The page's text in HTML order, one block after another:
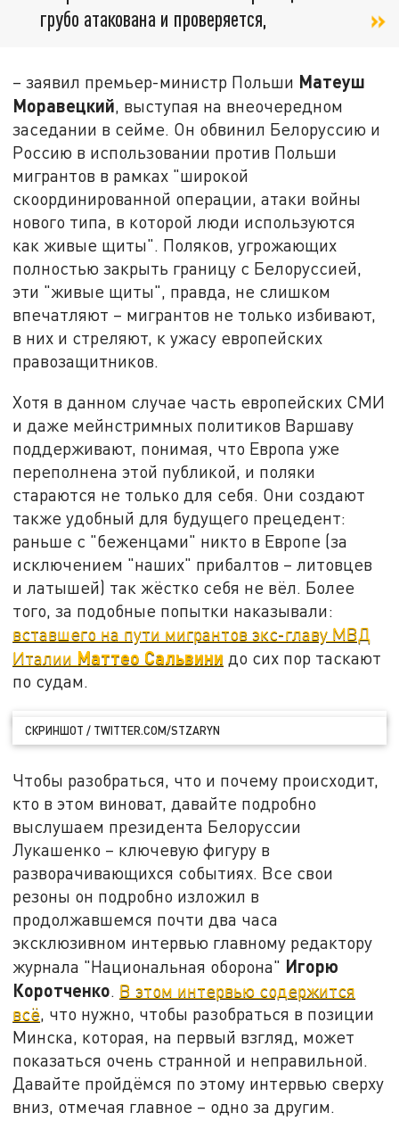
грубо атакована и проверяется,
– заявил премьер-министр Польши Матеуш
Моравецкий, выступая на внеочередном
заседании в сейме. Он обвинил Белоруссию и
Россию в использовании против Польши
мигрантов в рамках "широкой
скоординированной операции, атаки войны
нового типа, в которой люди используются
как живые щиты". Поляков, угрожающих
полностью закрыть границу с Белоруссией,
эти "живые щиты", правда, не слишком
впечатляют – мигрантов не только избивают,
в них и стреляют, к ужасу европейских
правозащитников.
Хотя в данном случае часть европейских СМИ
и даже мейнстримных политиков Варшаву
поддерживают, понимая, что Европа уже
переполнена этой публикой, и поляки
стараются не только для себя. Они создают
также удобный для будущего прецедент:
раньше с "беженцами" никто в Европе (за
исключением "наших" прибалтов – литовцев
и латышей) так жёстко себя не вёл. Более
того, за подобные попытки наказывали:
вставшего на пути мигрантов экс-главу МВД
Италии Маттео Сальвини до сих пор таскают
по судам.
СКРИНШОТ / TWITTER.COM/STZARYN
Чтобы разобраться, что и почему происходит,
кто в этом виноват, давайте подробно
выслушаем президента Белоруссии
Лукашенко – ключевую фигуру в
разворачивающихся событиях. Все свои
резоны он подробно изложил в
продолжавшемся почти два часа
эксклюзивном интервью главному редактору
журнала "Национальная оборона" Игорю
Коротченко. В этом интервью содержится
всё, что нужно, чтобы разобраться в позиции
Минска, которая, на первый взгляд, может
показаться очень странной и неправильной.
Давайте пройдёмся по этому интервью сверху
вниз, отмечая главное – одно за другим.